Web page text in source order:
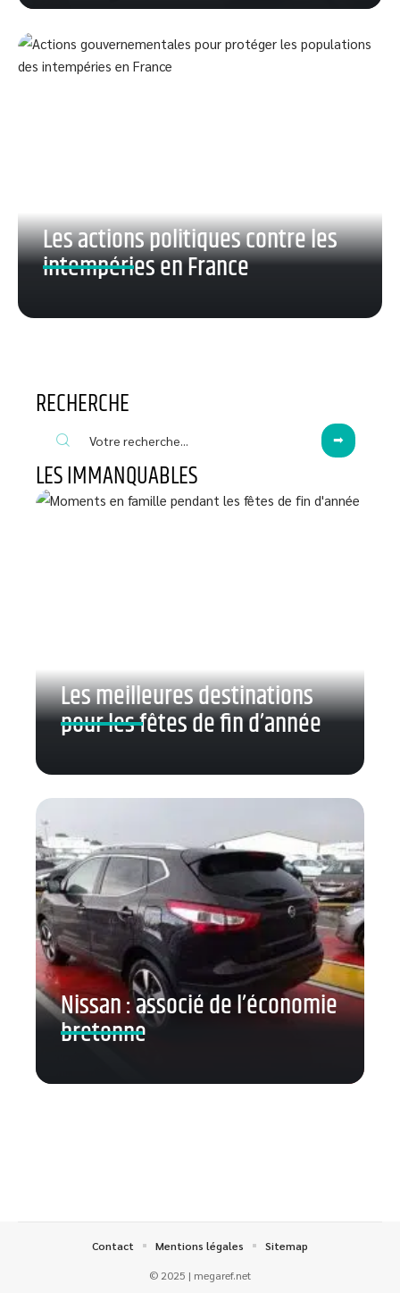
Les actions politiques contre les
intempéries en France
RECHERCHE
LES IMMANQUABLES
Les meilleures destinations
pour les fêtes de fin d’année
Nissan : associé de l’économie
bretonne
© 2025 | megaref.net
Contact Mentions légales Sitemap